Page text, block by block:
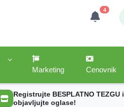
4
Marketing
Cenovnik
Registrujte BESPLATNO TEZGU i
objavljujte oglase!